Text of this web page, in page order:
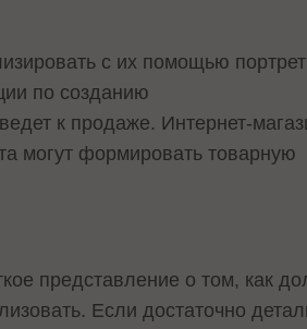
с их помощью портрет
по созданию
к продаже. Интернет-
могут формировать товарную
представление о том, как
Если достаточно